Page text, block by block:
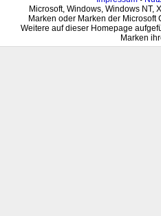
Microsoft, Windows, Windows NT,
Marken oder Marken der
Weitere auf dieser Homepage
Marken